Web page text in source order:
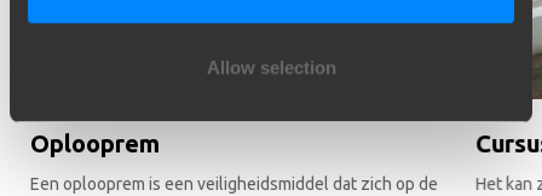
Allow selection
Oplooprem
Een oplooprem is een veiligheidsmiddel dat zich op de
Het kan